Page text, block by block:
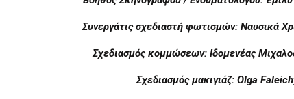
Συνεργάτις σχεδιαστή φωτισμών: Ναυσικά
Σχεδιασμός κομμώσεων: Ιδομενέας
Σχεδιασμός μακιγιάζ: Olga